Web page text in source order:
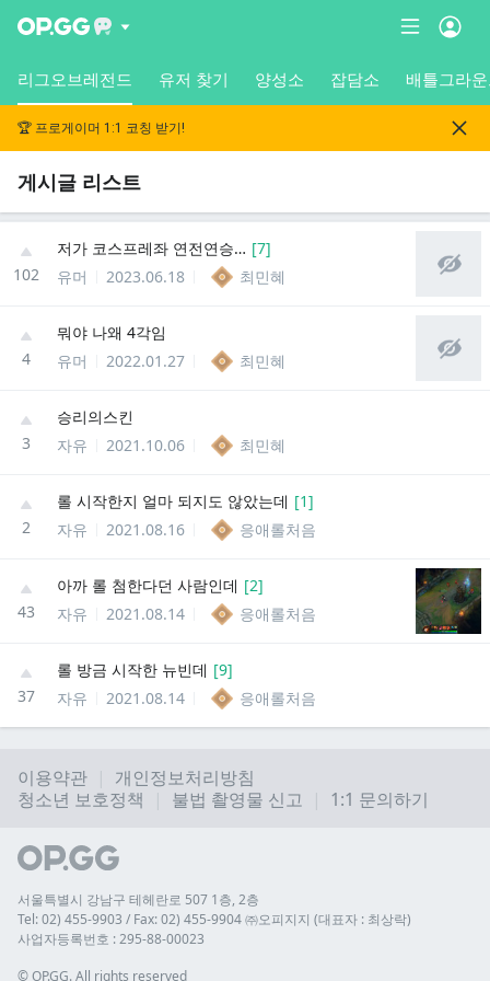
리그오브레전드 유저 찾기 양성소 잡담소 배틀그라
🏆 프로게이머 1:1 코칭 받기!
게시글 리스트
102
저가 코스프레좌 연전연승… [7]
유머
2023.06.18 최민혜
4
뭐야 나왜 4각임
유머
2022.01.27 최민혜
3
승리의스킨
자유
2021.10.06 최민혜
2
롤 시작한지 얼마 되지도 않았는데 [1]
자유
2021.08.16 응애롤처음
43
아까 롤 첨한다던 사람인데 [2]
자유
2021.08.14 응애롤처음
37
롤 방금 시작한 뉴빈데 [9]
자유
2021.08.14 응애롤처음
이용약관
개인정보처리방침
청소년 보호정책
불법 촬영물 신고 1:1 문의하기
서울특별시 강남구 테헤란로 507 1층, 2층
Tel: 02) 455-9903 / Fax: 02) 455-9904 ㈜오피지지 (대표자 : 최상락)
사업자등록번호 : 295-88-00023
© OP.GG. All rights reserved